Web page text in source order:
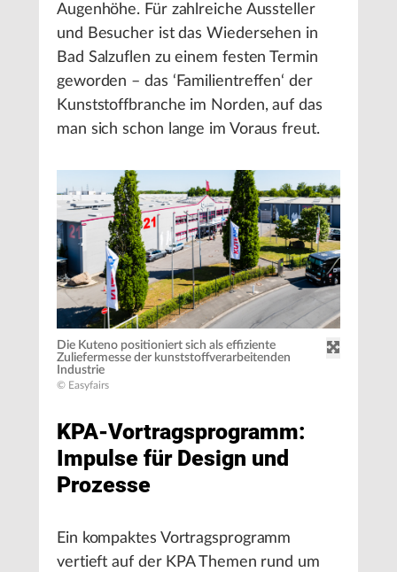
Augenhöhe. Für zahlreiche Aussteller
und Besucher ist das Wiedersehen in
Bad Salzuflen zu einem festen Termin
geworden – das ‘Familientreffen‘ der
Kunststoffbranche im Norden, auf das
man sich schon lange im Voraus freut.
Die Kuteno positioniert sich als effiziente
Zuliefermesse der kunststoffverarbeitenden
Industrie
© Easyfairs
KPA-Vortragsprogramm:
Impulse für Design und
Prozesse
Ein kompaktes Vortragsprogramm
vertieft auf der KPA Themen rund um